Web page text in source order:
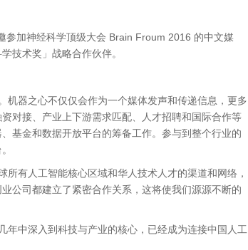
加神经科学顶级大会 Brain Froum 2016 的中文媒
技术奖」战略合作伙伴。
器之心不仅仅会作为一个媒体发声和传递信息，更多
对接、产业上下游需求匹配、人才招聘和国际合作等
基金和数据开放平台的筹备工作。参与到整个行业的
有人工智能核心区域和华人技术人才的渠道和网络，
公司都建立了紧密合作关系，这将使我们源源不断的
中深入到科技与产业的核心，已经成为连接中国人工